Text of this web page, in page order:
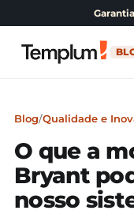
Blog/Qualidade e
O que a
Bryant
nosso